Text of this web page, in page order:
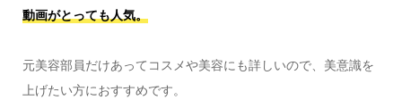
動画がとっても人気。
元美容部員だけあってコスメや美容にも詳しいので、美意識を
上げたい方におすすめです。